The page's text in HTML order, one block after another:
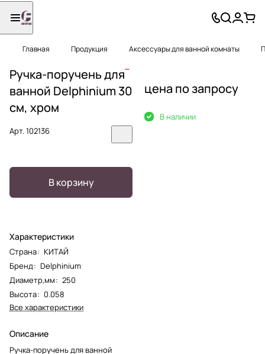
Главная Продукция Аксессуары для ванной комнаты
Ручка-поручень для
ванной Delphinium 30
см, хром
Арт.102136
В корзину
Характеристики
Страна: КИТАЙ
Бренд: Delphinium
Диаметр,мм: 250
Высота: 0.058
Все характеристики
Описание
Ручка-поручень для ванной
цена по запросу
В наличии